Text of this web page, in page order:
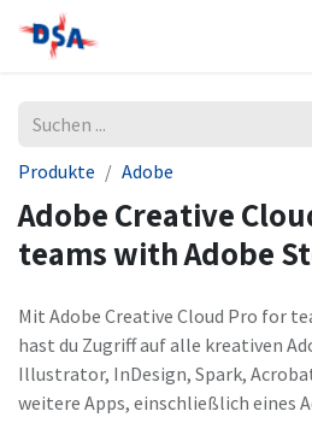
Produkte Adobe
Adobe Creative
teams with Adobe
Mit Adobe Creative Cloud Pro for
hast du Zugriff auf alle kreativen
Illustrator, InDesign, Spark,
weitere Apps, einschließlich eines